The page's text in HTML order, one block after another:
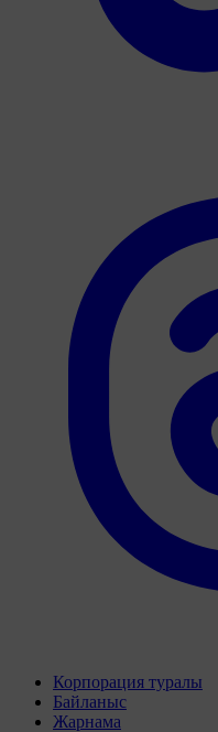
Корпорация туралы
Байланыс
Жарнама